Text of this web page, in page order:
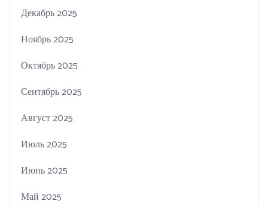
Декабрь 2025
Ноябрь 2025
Октябрь 2025
Сентябрь 2025
Август 2025
Июль 2025
Июнь 2025
Май 2025